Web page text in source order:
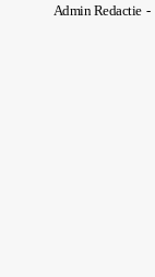
Admin Redactie -